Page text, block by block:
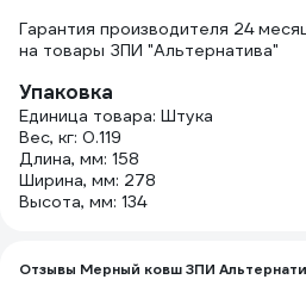
Гарантия производителя 24
на товары ЗПИ "Альтернатива"
Упаковка
Единица товара: Штука
Вес, кг: 0.119
Длина, мм: 158
Ширина, мм: 278
Высота, мм: 134
Отзывы Мерный ковш ЗПИ